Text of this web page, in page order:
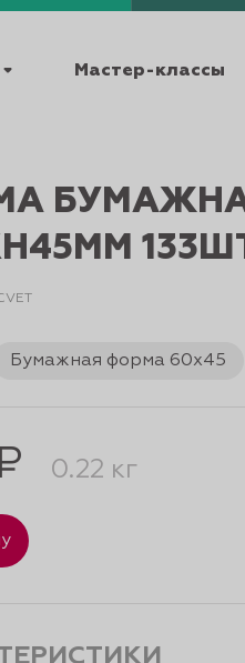
Мастер-классы
Бумажная форма 60х45
0.22 кг